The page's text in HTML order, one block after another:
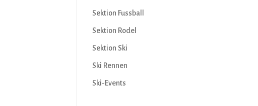
Sektion Fussball
Sektion Rodel
Sektion Ski
Ski Rennen
Ski-Events